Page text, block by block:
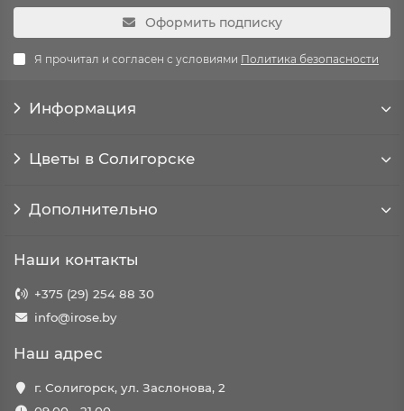
Оформить подписку
Я прочитал и согласен с условиями Политика безопасности
Информация
Цветы в Солигорске
Дополнительно
Наши контакты
+375 (29) 254 88 30
info@irose.by
Наш адрес
г. Солигорск, ул. Заслонова, 2